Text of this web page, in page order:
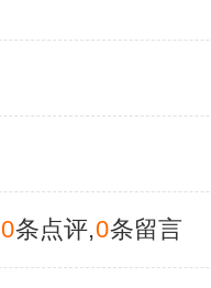
0条点评,0条留言